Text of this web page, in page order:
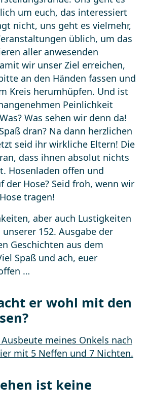
um euch, das interessiert
nicht, uns geht es vielmehr,
üblich, um das
aller anwesenden
wir unser Ziel erreichen,
an den Händen fassen und
Kreis herumhüpfen. Und ist
Peinlichkeit
Was sehen wir denn da!
dran? Na dann herzlichen
seid ihr wirkliche Eltern! Die
dass ihnen absolut nichts
Hosenladen offen und
der Hose? Seid froh, wenn wir
tragen!
aber auch Lustigkeiten
152. Ausgabe der
Geschichten aus dem
Spaß und ach, euer
…
er wohl mit den
ist keine